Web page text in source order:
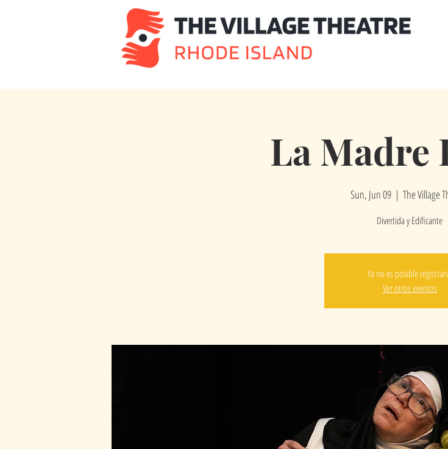
La Madre
Sun, Jun 09
  |
The Village
Divertida y Edificante
Ya no es posible
Ver otros eventos